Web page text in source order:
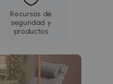
Recursos de
seguridad y
productos